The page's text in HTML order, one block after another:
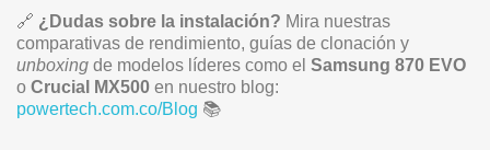
🔗 ¿Dudas sobre la instalación? Mira nuestras
comparativas de rendimiento, guías de clonación y
unboxing de modelos líderes como el Samsung 870 EVO
o Crucial MX500 en nuestro blog:
powertech.com.co/Blog 📚